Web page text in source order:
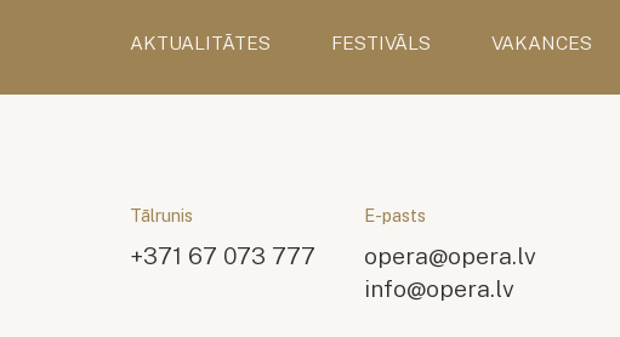
AKTUALITĀTES FESTIVĀLS VAKANCES
Tālrunis
+371 67 073 777
E-pasts
opera@opera.lv
info@opera.lv